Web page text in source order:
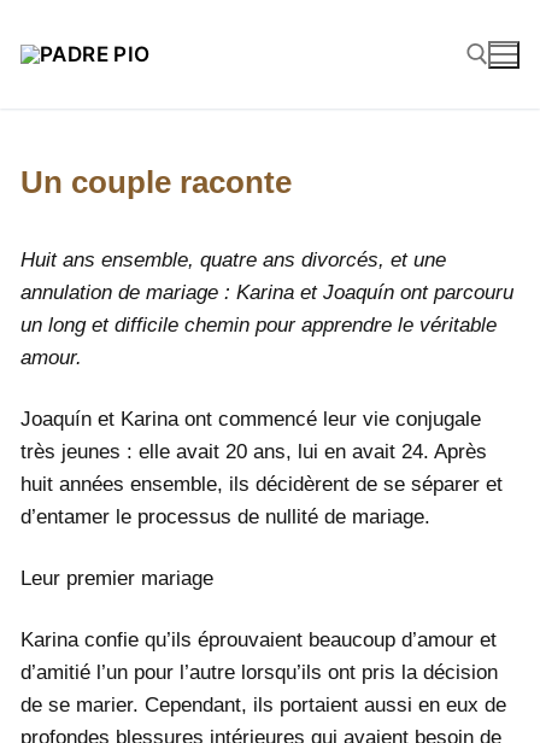
Un couple raconte
Huit ans ensemble, quatre ans divorcés, et une
annulation de mariage : Karina et Joaquín ont parcouru
un long et difficile chemin pour apprendre le véritable
amour.
Joaquín et Karina ont commencé leur vie conjugale
très jeunes : elle avait 20 ans, lui en avait 24. Après
huit années ensemble, ils décidèrent de se séparer et
d’entamer le processus de nullité de mariage.
Leur premier mariage
Karina confie qu’ils éprouvaient beaucoup d’amour et
d’amitié l’un pour l’autre lorsqu’ils ont pris la décision
de se marier. Cependant, ils portaient aussi en eux de
profondes blessures intérieures qui avaient besoin de